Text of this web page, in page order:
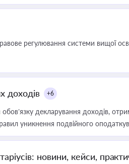
регулювання системи вищої
доходів +6
обов’язку декларування доходів,
уникнення подвійного
новини, кейси,